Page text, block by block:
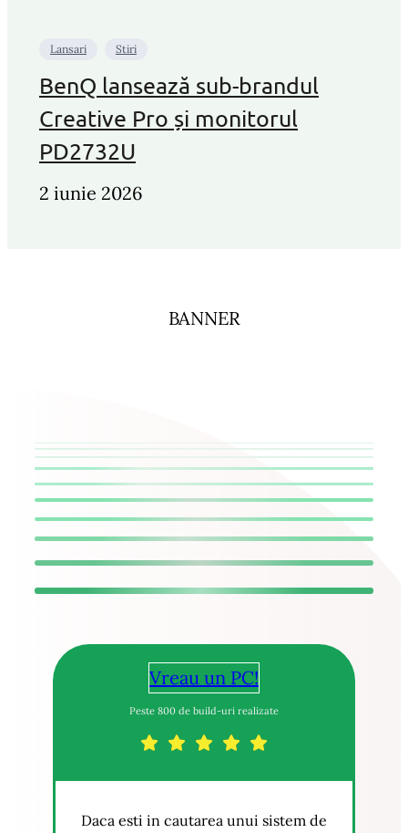
Lansari Stiri
BenQ lansează sub-brandul
Creative Pro și monitorul
PD2732U
2 iunie 2026
BANNER
Vreau un PC!
Peste 800 de build-uri realizate
Daca esti in cautarea unui sistem de